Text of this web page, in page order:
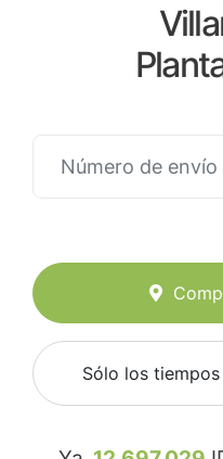
Sólo los